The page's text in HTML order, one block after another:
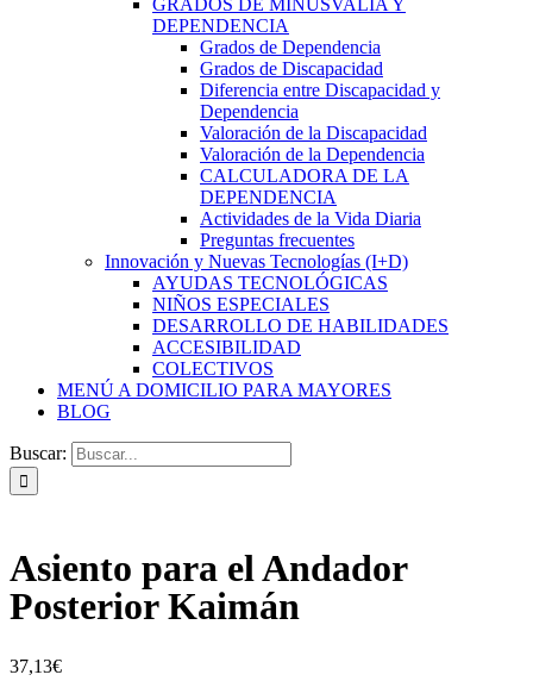
GRADOS DE MINUSVALÍA Y
DEPENDENCIA
Grados de Dependencia
Grados de Discapacidad
Diferencia entre Discapacidad y
Dependencia
Valoración de la Discapacidad
Valoración de la Dependencia
CALCULADORA DE LA
DEPENDENCIA
Actividades de la Vida Diaria
Preguntas frecuentes
Innovación y Nuevas Tecnologías (I+D)
AYUDAS TECNOLÓGICAS
NIÑOS ESPECIALES
DESARROLLO DE HABILIDADES
ACCESIBILIDAD
COLECTIVOS
MENÚ A DOMICILIO PARA MAYORES
BLOG
Buscar:
Asiento para el Andador
Posterior Kaimán
37,13€